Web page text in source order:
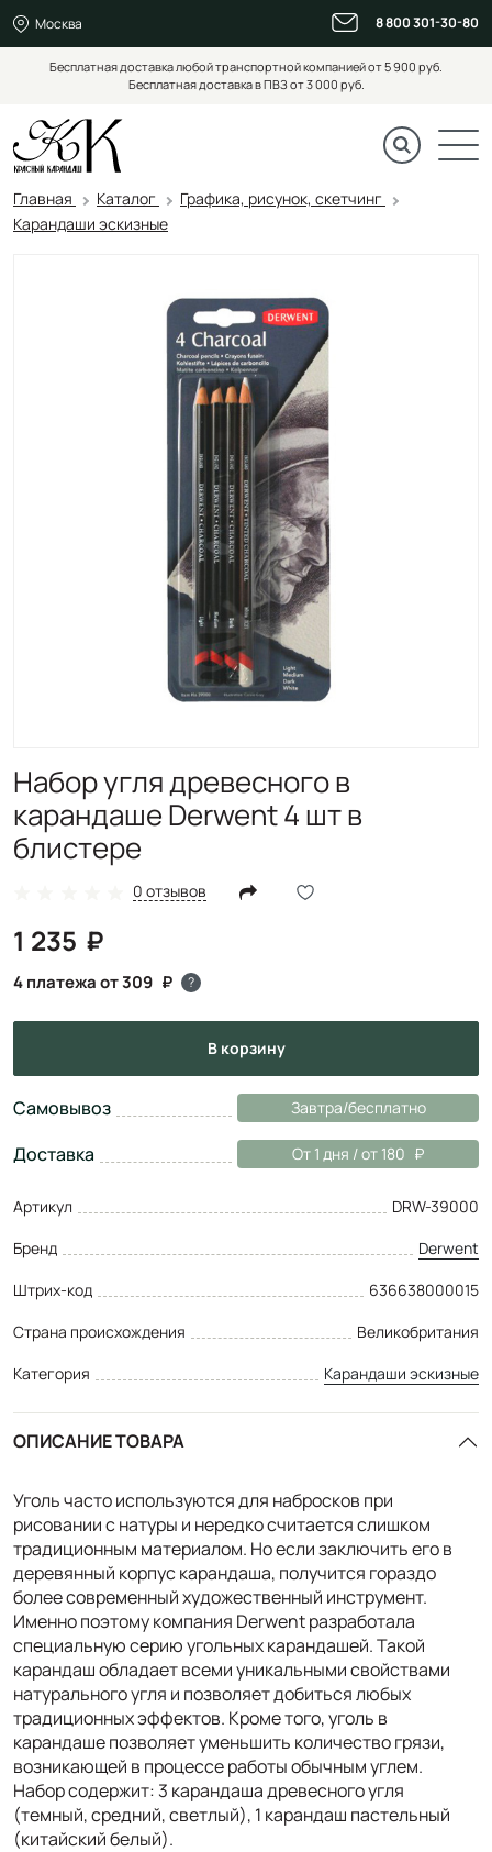
Москва 8 800 301-30-80
Бесплатная доставка любой транспортной компанией от 5 900 руб.
Бесплатная доставка в ПВЗ от 3 000 руб.
Главная Каталог
Графика, рисунок, скетчинг
Карандаши эскизные
Набор угля древесного в
карандаше Derwent 4 шт в
блистере
0 отзывов
1 235
4 платежа от 309 ?
в корзину
Самовывоз Завтра/бесплатно
Доставка От 1 дня / от 180
Артикул
DRW-39000
Бренд
Derwent
Штрих-код
636638000015
Страна происхождения
Великобритания
Категория
Карандаши эскизные
ОПИСАНИЕ ТОВАРА
Уголь часто используются для набросков при
рисовании с натуры и нередко считается слишком
традиционным материалом. Но если заключить его в
деревянный корпус карандаша, получится гораздо
более современный художественный инструмент.
Именно поэтому компания Derwent разработала
специальную серию угольных карандашей. Такой
карандаш обладает всеми уникальными свойствами
натурального угля и позволяет добиться любых
традиционных эффектов. Кроме того, уголь в
карандаше позволяет уменьшить количество грязи,
возникающей в процессе работы обычным углем.
Набор содержит: 3 карандаша древесного угля
(темный, средний, светлый), 1 карандаш пастельный
(китайский белый).